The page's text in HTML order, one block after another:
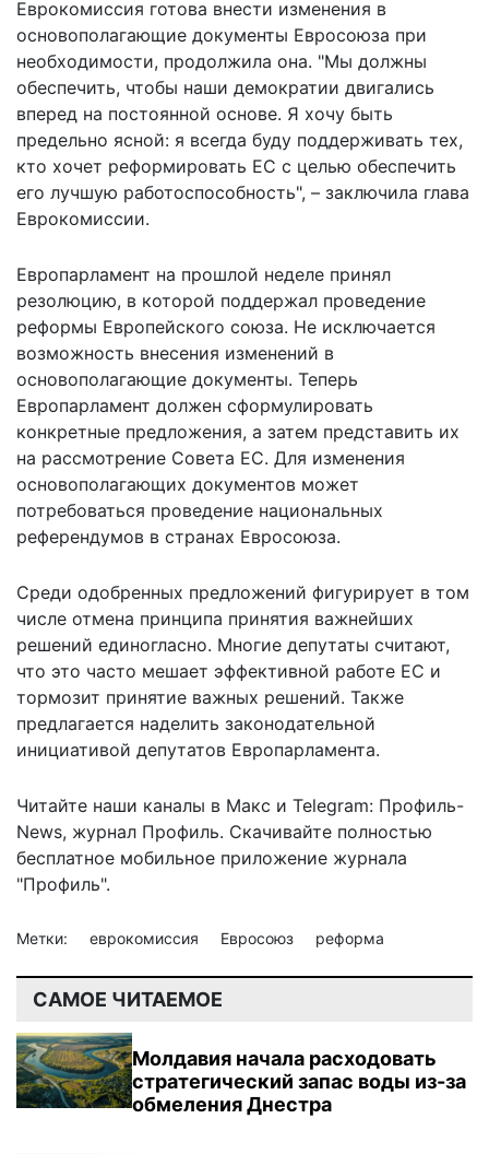
Еврокомиссия готова внести изменения в
основополагающие документы Евросоюза при
необходимости, продолжила она. "Мы должны
обеспечить, чтобы наши демократии двигались
вперед на постоянной основе. Я хочу быть
предельно ясной: я всегда буду поддерживать тех,
кто хочет реформировать ЕС с целью обеспечить
его лучшую работоспособность", – заключила глава
Еврокомиссии.
Европарламент на прошлой неделе принял
резолюцию, в которой поддержал проведение
реформы Европейского союза. Не исключается
возможность внесения изменений в
основополагающие документы. Теперь
Европарламент должен сформулировать
конкретные предложения, а затем представить их
на рассмотрение Совета ЕС. Для изменения
основополагающих документов может
потребоваться проведение национальных
референдумов в странах Евросоюза.
Среди одобренных предложений фигурирует в том
числе отмена принципа принятия важнейших
решений единогласно. Многие депутаты считают,
что это часто мешает эффективной работе ЕС и
тормозит принятие важных решений. Также
предлагается наделить законодательной
инициативой депутатов Европарламента.
Читайте наши каналы в Макс и Telegram: Профиль-
News, журнал Профиль. Скачивайте полностью
бесплатное мобильное приложение журнала
"Профиль".
Метки: еврокомиссия Евросоюз реформа
САМОЕ ЧИТАЕМОЕ
Молдавия начала расходовать
стратегический запас воды из-за
обмеления Днестра